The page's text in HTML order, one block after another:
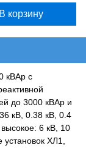
кВАр с
до 3000 кВАр и
кВ, 0.38 кВ, 0.4
6 кВ, 10
установок ХЛ1,